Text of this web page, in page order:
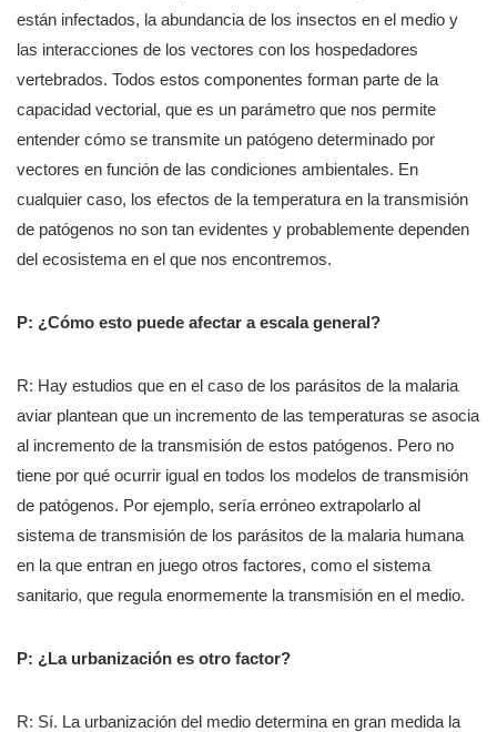
están infectados, la abundancia de los insectos en el medio y
las interacciones de los vectores con los hospedadores
vertebrados. Todos estos componentes forman parte de la
capacidad vectorial, que es un parámetro que nos permite
entender cómo se transmite un patógeno determinado por
vectores en función de las condiciones ambientales. En
cualquier caso, los efectos de la temperatura en la transmisión
de patógenos no son tan evidentes y probablemente dependen
del ecosistema en el que nos encontremos.
P: ¿Cómo esto puede afectar a escala general?
R: Hay estudios que en el caso de los parásitos de la malaria
aviar plantean que un incremento de las temperaturas se asocia
al incremento de la transmisión de estos patógenos. Pero no
tiene por qué ocurrir igual en todos los modelos de transmisión
de patógenos. Por ejemplo, sería erróneo extrapolarlo al
sistema de transmisión de los parásitos de la malaria humana
en la que entran en juego otros factores, como el sistema
sanitario, que regula enormemente la transmisión en el medio.
P: ¿La urbanización es otro factor?
R: Sí. La urbanización del medio determina en gran medida la